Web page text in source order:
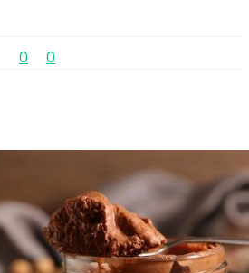
0
0